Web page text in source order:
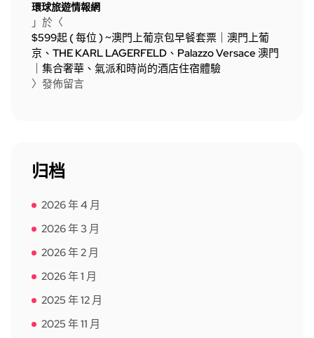
環球旅遊情報網
」於〈
$599起 ( 每位 ) ~澳門上葡京包早餐套票｜澳門上葡
京、THE KARL LAGERFELD、Palazzo Versace 澳門
｜集合奢華、氣派和時尚的酒店住宿體驗
〉發佈留言
归档
2026 年 4 月
2026 年 3 月
2026 年 2 月
2026 年 1 月
2025 年 12 月
2025 年 11 月